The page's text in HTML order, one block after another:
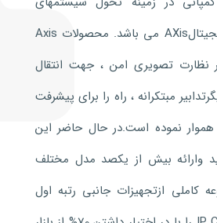
نظارتی آنالوگ به دیجیتالAXis می باشد. محصولات Axis
نظارت تصویری امن ، جهت انتقال
مبتکرانه ، راه را برای پیشرفت
هموار نموده است.در حال حاضر این
وارائه بیش از یکصد مدل مختلف
کاملی ازتجهیزات جانبی رتبه اول